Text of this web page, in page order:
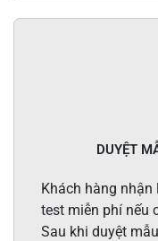
DUYỆT
Khách hàng nhận
test miễn phí nếu
Sau khi duyệt